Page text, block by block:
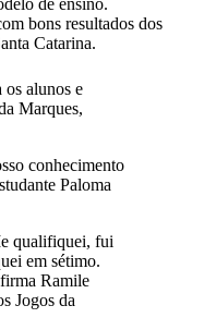
bons resultados dos
Catarina.
os alunos e
Marques,
conhecimento
Paloma
qualifiquei, fui
em sétimo.
Ramile
Jogos da